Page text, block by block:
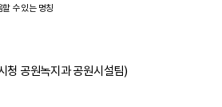
수 있는 명칭
청 공원녹지과 공원시설팀)